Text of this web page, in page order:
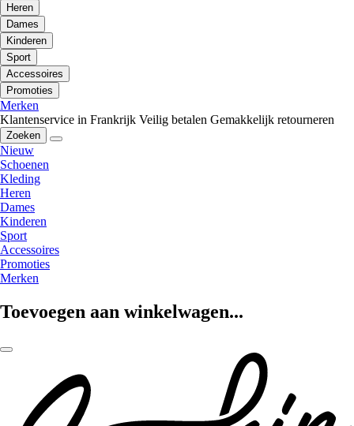
Heren
Dames
Kinderen
Sport
Accessoires
Promoties
Merken
Klantenservice in Frankrijk Veilig betalen Gemakkelijk retourneren
Zoeken
Nieuw
Schoenen
Kleding
Heren
Dames
Kinderen
Sport
Accessoires
Promoties
Merken
Toevoegen aan winkelwagen...